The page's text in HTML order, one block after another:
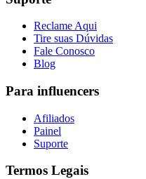
Reclame Aqui
Tire suas Dúvidas
Fale Conosco
Blog
Para influencers
Afiliados
Painel
Suporte
Termos Legais